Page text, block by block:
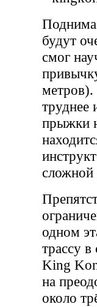
будут
смог
метров).
труднее
прыжки
сложной
одном
трассу
King
на
около